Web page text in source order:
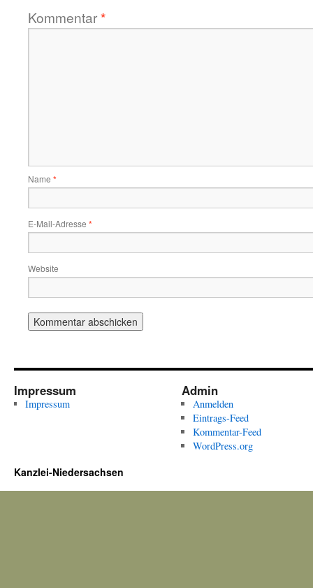
Kommentar*
Name *
E-Mail-Adresse *
Website
Impressum
Impressum
Admin
Anmelden
Eintrags-Feed
Kommentar-Feed
WordPress.org
Kanzlei-Niedersachsen